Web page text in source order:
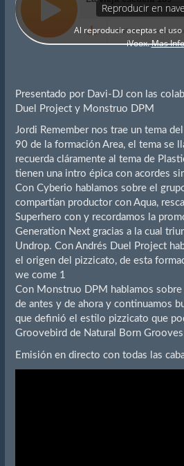
Presentado por Davi-DJ con las
Duel Project y Monstruo DPM
Jordi Remember nos trae un tema
90 de la formación Area, el tema se
recuerda cláramente al tema de
tienen una intro épica con acordes
Con Cyberio hablamos sobre el
compartían productor con Aqua,
Superhero con y recordamos la
Generation Next gracias a la cual
Undrop. Con Andrés Duel Project
el origen del pizzicato, de esta
we come 1
Con Monstruo DPM hablamos sobre
de antes y de ahora y continuamos
que definió el estilo pizzicato que
Groovebird de Natural Born
Emisión en directo con todas las